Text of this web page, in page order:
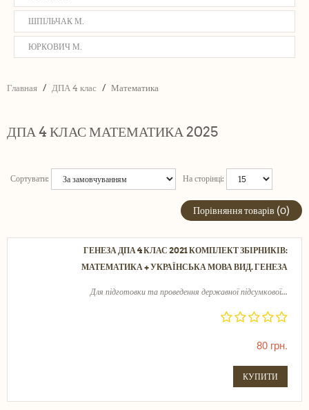
ШПІЛЬЧАК М.
ЮРКОВИЧ М.
Главная ДПА 4 клас Математика
ДПА 4 КЛАС МАТЕМАТИКА 2025
Сортувати: На сторінці:
Порівняння товарів (0)
ГЕНЕЗА ДПА 4 КЛАС 2021 КОМПЛЕКТ ЗБІРНИКІВ:
МАТЕМАТИКА + УКРАЇНСЬКА МОВА ВИД. ГЕНЕЗА
Для підготовки та проведення державної підсумкової...
80 грн.
КУПИТИ